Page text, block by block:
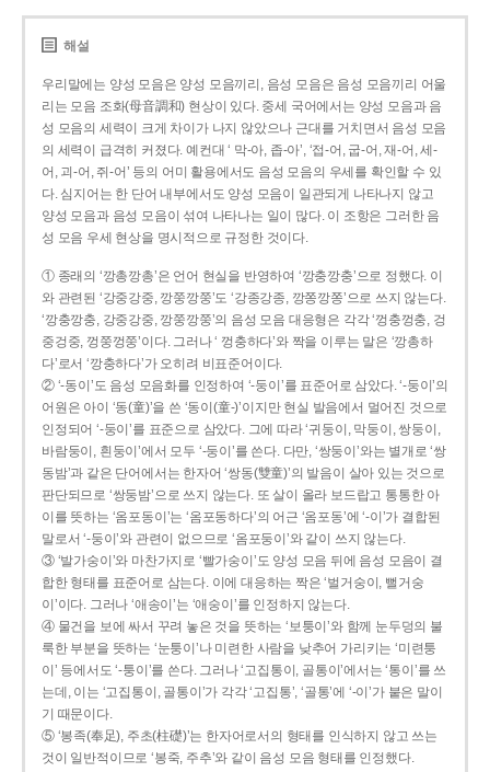
해설
우리말에는 양성 모음은 양성 모음끼리, 음성 모음은 음성 모음끼리 어울
리는 모음 조화(母音調和) 현상이 있다. 중세 국어에서는 양성 모음과 음
성 모음의 세력이 크게 차이가 나지 않았으나 근대를 거치면서 음성 모음
의 세력이 급격히 커졌다. 예컨대 ‘ 막-아, 좁-아’, ‘접-어, 굽-어, 재-어, 세-
어, 괴-어, 쥐-어’ 등의 어미 활용에서도 음성 모음의 우세를 확인할 수 있
다. 심지어는 한 단어 내부에서도 양성 모음이 일관되게 나타나지 않고
양성 모음과 음성 모음이 섞여 나타나는 일이 많다. 이 조항은 그러한 음
성 모음 우세 현상을 명시적으로 규정한 것이다.
① 종래의 ‘깡총깡총’은 언어 현실을 반영하여 ‘깡충깡충’으로 정했다. 이
와 관련된 ‘강중강중, 깡쭝깡쭝’도 ‘강종강종, 깡쫑깡쫑’으로 쓰지 않는다.
‘깡충깡충, 강중강중, 깡쭝깡쭝’의 음성 모음 대응형은 각각 ‘껑충껑충, 겅
중겅중, 껑쭝껑쭝’이다. 그러나 ‘ 껑충하다’와 짝을 이루는 말은 ‘깡총하
다’로서 ‘깡충하다’가 오히려 비표준어이다.
② ‘-동이’도 음성 모음화를 인정하여 ‘-둥이’를 표준어로 삼았다. ‘-둥이’의
어원은 아이 ‘동(童)’을 쓴 ‘동이(童-)’이지만 현실 발음에서 멀어진 것으로
인정되어 ‘-둥이’를 표준으로 삼았다. 그에 따라 ‘귀둥이, 막둥이, 쌍둥이,
바람둥이, 흰둥이’에서 모두 ‘-둥이’를 쓴다. 다만, ‘쌍둥이’와는 별개로 ‘쌍
동밤’과 같은 단어에서는 한자어 ‘쌍동(雙童)’의 발음이 살아 있는 것으로
판단되므로 ‘쌍둥밤’으로 쓰지 않는다. 또 살이 올라 보드랍고 통통한 아
이를 뜻하는 ‘옴포동이’는 ‘옴포동하다’의 어근 ‘옴포동’에 ‘-이’가 결합된
말로서 ‘-둥이’와 관련이 없으므로 ‘옴포둥이’와 같이 쓰지 않는다.
③ ‘발가숭이’와 마찬가지로 ‘빨가숭이’도 양성 모음 뒤에 음성 모음이 결
합한 형태를 표준어로 삼는다. 이에 대응하는 짝은 ‘벌거숭이, 뻘거숭
이’이다. 그러나 ‘애송이’는 ‘애숭이’를 인정하지 않는다.
④ 물건을 보에 싸서 꾸려 놓은 것을 뜻하는 ‘보퉁이’와 함께 눈두덩의 불
룩한 부분을 뜻하는 ‘눈퉁이’나 미련한 사람을 낮추어 가리키는 ‘미련퉁
이’ 등에서도 ‘-퉁이’를 쓴다. 그러나 ‘고집통이, 골통이’에서는 ‘통이’를 쓰
는데, 이는 ‘고집통이, 골통이’가 각각 ‘고집통’, ‘골통’에 ‘-이’가 붙은 말이
기 때문이다.
⑤ ‘봉족(奉足), 주초(柱礎)’는 한자어로서의 형태를 인식하지 않고 쓰는
것이 일반적이므로 ‘봉죽, 주추’와 같이 음성 모음 형태를 인정했다.